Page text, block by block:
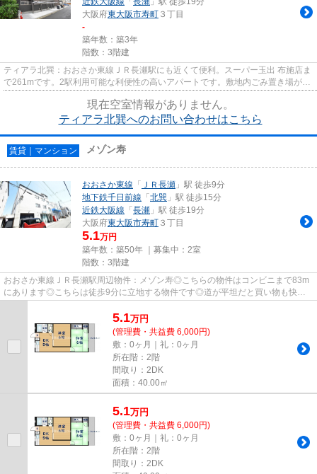
大阪府東大阪市寿町 ３丁目
-
築年数：築3年
階数：3階建
ティアラ北巽：おおさか東線ＪＲ長瀬駅にも近くて便利。スーパー玉出 布施店ま
で261mです。2駅利用可能な利便性の高いアパートです。敷地内ごみ置き場があ
る物件です。できるだけ早め...
現在空室情報がありません。
ティアラ北巽へのお問い合わせはこちら
賃貸｜マンション メゾン寿
おおさか東線 「 ＪＲ長瀬 」駅 徒歩9分
地下鉄千日前線 「北巽 」駅 徒歩15分
近鉄大阪線 「長瀬 」駅 徒歩19分
大阪府東大阪市寿町 ３丁目
5.1万円
築年数：築50年 ｜募集中： 2室
階数：3階建
おおさか東線ＪＲ長瀬駅周辺物件：メゾン寿◎こちらの物件はコンビニまで83m
にあります◎こちらは徒歩9分に立地する物件です◎道が平坦だと買い物も快適
にできますね◎賃貸情報のことなら...
5.1万円
(管理費・共益費 6,000円)
敷：0ヶ月｜礼：0ヶ月
所在階：2階
間取り：2DK
面積：40.00㎡
5.1万円
(管理費・共益費 6,000円)
敷：0ヶ月｜礼：0ヶ月
所在階：2階
間取り：2DK